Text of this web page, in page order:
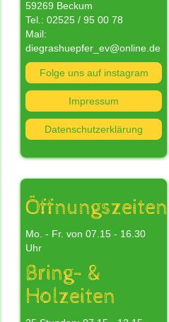
59269 Beckum
Tel.: 02525 / 95 00 78
Mail:
diegrashuepfer_ev@online.de
Folge uns auf instagram
Impressum
Datenschutzerklärung
Öffnungszeiten
Mo. - Fr. von 07.15 - 16.30
Uhr
Bring- &
Holzeiten